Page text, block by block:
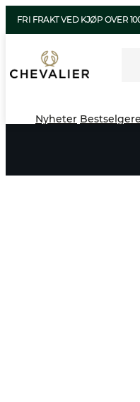
FRI FRAKT VED KJØP OVER
Nyheter Bestselgere